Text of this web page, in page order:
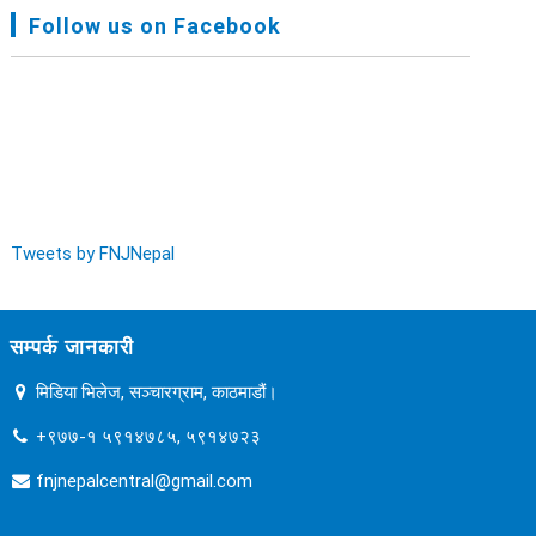
FNJ, Financial Report Presented At Nagarkot
Follow us on Facebook
Tweets by FNJNepal
सम्पर्क जानकारी
मिडिया भिलेज, सञ्चारग्राम, काठमाडौं।
+९७७-१ ५९१४७८५, ५९१४७२३
fnjnepalcentral@gmail.com